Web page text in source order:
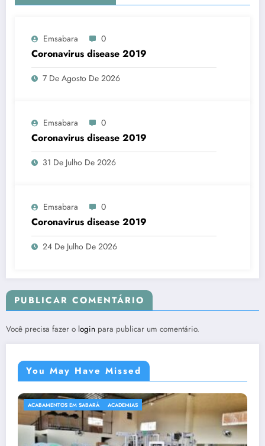
Emsabara 0
Coronavirus disease 2019
7 De Agosto De 2026
Emsabara 0
Coronavirus disease 2019
31 De Julho De 2026
Emsabara 0
Coronavirus disease 2019
24 De Julho De 2026
PUBLICAR COMENTÁRIO
Você precisa fazer o login para publicar um comentário.
You May Have Missed
ACABAMENTOS EM SABARÁ ACADEMIAS